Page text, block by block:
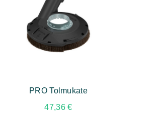
PRO Tolmukate
47,36€